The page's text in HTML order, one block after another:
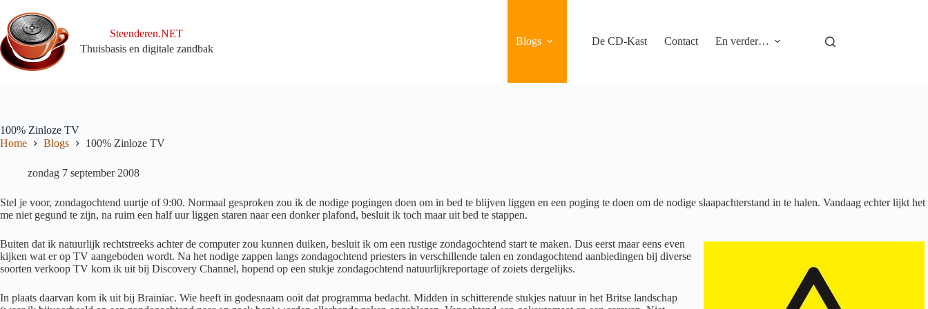
naar
de
inhoud
Steenderen.NET
Thuisbasis en digitale zandbak
Blogs De CD-Kast Contact En verder…
100% Zinloze TV
Home
Blogs 100% Zinloze TV
zondag 7 september 2008
Stel je voor, zondagochtend uurtje of 9:00. Normaal gesproken zou ik de nodige pogingen doen om in bed te blijven liggen en een poging te doen om de nodige slaapachterstand in te halen. Vandaag echter lijkt het
me niet gegund te zijn, na ruim een half uur liggen staren naar een donker plafond, besluit ik toch maar uit bed te stappen.
Buiten dat ik natuurlijk rechtstreeks achter de computer zou kunnen duiken, besluit ik om een rustige zondagochtend start te maken. Dus eerst maar eens even
kijken wat er op TV aangeboden wordt. Na het nodige zappen langs zondagochtend priesters in verschillende talen en zondagochtend aanbiedingen bij diverse
soorten verkoop TV kom ik uit bij Discovery Channel, hopend op een stukje zondagochtend natuurlijkreportage of zoiets dergelijks.
In plaats daarvan kom ik uit bij Brainiac. Wie heeft in godesnaam ooit dat programma bedacht. Midden in schitterende stukjes natuur in het Britse landschap